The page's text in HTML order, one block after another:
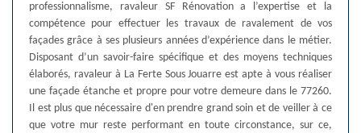
professionnalisme, ravaleur SF Rénovation a l’expertise et la
compétence pour effectuer les travaux de ravalement de vos
façades grâce à ses plusieurs années d’expérience dans le métier.
Disposant d’un savoir-faire spécifique et des moyens techniques
élaborés, ravaleur à La Ferte Sous Jouarre est apte à vous réaliser
une façade étanche et propre pour votre demeure dans le 77260.
Il est plus que nécessaire d'en prendre grand soin et de veiller à ce
que votre mur reste performant en toute circonstance, sur ce,